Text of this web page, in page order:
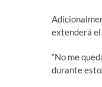
extenderá el
“No me
durante